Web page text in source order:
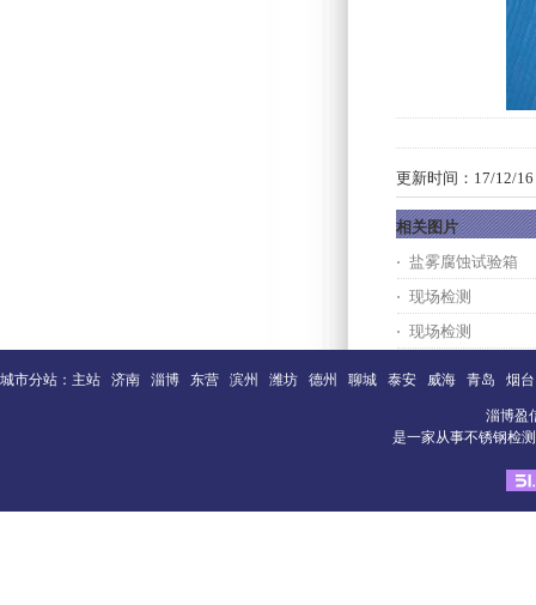
更新时间：17/12/
相关图片
盐雾腐蚀试验箱
现场检测
现场检测
城市分站： 主站 济南 淄博 东营 滨州 潍坊 德州 聊城 泰安 威海 青岛 烟台
淄博盈
是一家从事不锈钢检